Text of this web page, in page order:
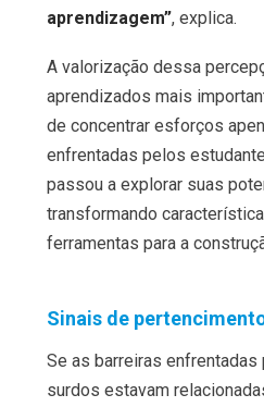
aprendizagem”, explica.
A valorização dessa
aprendizados mais
de concentrar esforços
enfrentadas pelos
passou a explorar suas
transformando
ferramentas para a
Sinais de
Se as barreiras
surdos estavam